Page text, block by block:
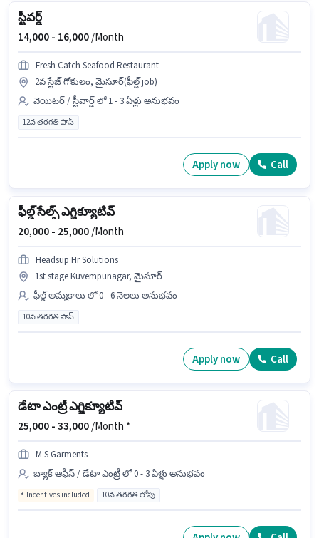
స్టీవర్డ్
14,000 - 16,000/Month
Fresh Catch Seafood Restaurant
2వ స్టేజ్ గోకులం, మైసూర్(ఫీల్డ్ job)
వెయిటర్ / స్టీవార్డ్ లో 1 - 3 ఏళ్లు అనుభవం
12వ తరగతి పాస్
Apply now Call
ఫీల్డ్ సేల్స్ ఎగ్జిక్యూటివ్
20,000 - 25,000/Month
Headsup Hr Solutions
1st stage Kuvempunagar, మైసూర్
ఫీల్డ్ అమ్మకాలు లో 0 - 6 నెలలు అనుభవం
10వ తరగతి పాస్
Apply now Call
డేటా ఎంట్రీ ఎగ్జిక్యూటివ్
25,000 -33,000/Month *
M S Garments
బ్యాక్ ఆఫీస్ / డేటా ఎంట్రీ లో 0 - 3 ఏళ్లు అనుభవం
Incentives included 10వ తరగతి లోపు